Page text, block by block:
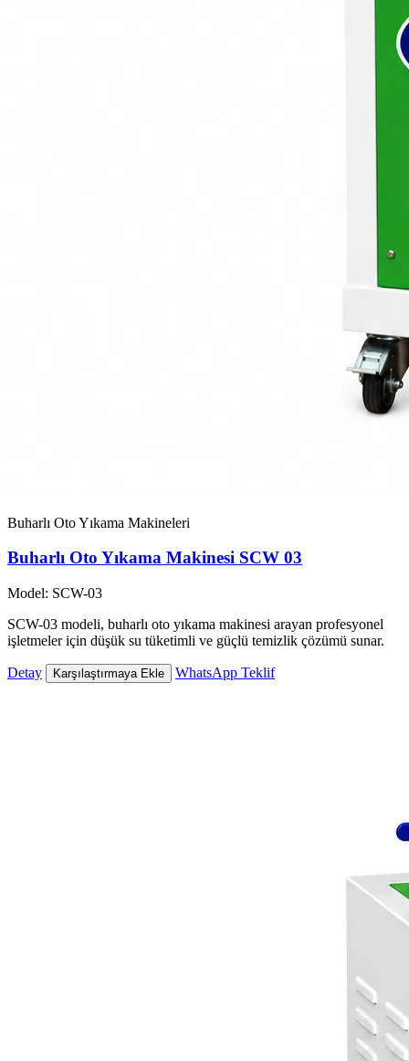
Buharlı Oto Yıkama Makineleri
Buharlı Oto Yıkama Makinesi SCW 03
Model: SCW-03
SCW-03 modeli, buharlı oto yıkama makinesi arayan profesyonel
işletmeler için düşük su tüketimli ve güçlü temizlik çözümü sunar.
Detay Karşılaştırmaya Ekle WhatsApp Teklif